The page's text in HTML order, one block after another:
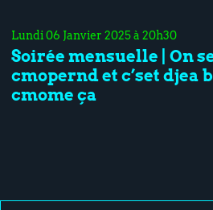
Lundi 06 Janvier 2025 à 20h30
Soirée mensuelle | On
cmopernd et c’set djea
cmome ça